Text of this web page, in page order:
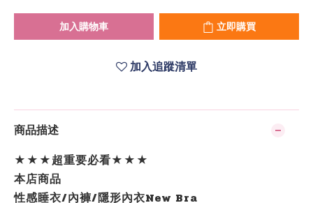
加入購物車 立即購買
加入追蹤清單
商品描述
★★★超重要必看★★★
本店商品
性感睡衣/內褲/隱形內衣New Bra